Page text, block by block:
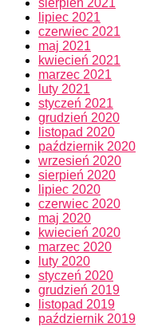
sierpień 2021
lipiec 2021
czerwiec 2021
maj 2021
kwiecień 2021
marzec 2021
luty 2021
styczeń 2021
grudzień 2020
listopad 2020
październik 2020
wrzesień 2020
sierpień 2020
lipiec 2020
czerwiec 2020
maj 2020
kwiecień 2020
marzec 2020
luty 2020
styczeń 2020
grudzień 2019
listopad 2019
październik 2019